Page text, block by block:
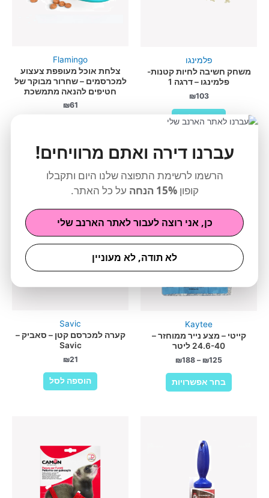
עברנו דירה ואתם מרוויחים!
הרשמו לרשימת התפוצה שלנו היום ותקבלו
קופון15% הנחה על כל האתר.
כן, אני רוצה לעבור לאתר הארנב שלי
לא תודה, לא מעוניין
פלמינגו
משחק חשיבה לחיות קטנות-
פלמינגו – דרגה 1
₪103
הוספה לסל
Flamingo
צלחת אוכל מעופפת צעצוע
למכרסמים – שחרור מבוקר של
חטיפים להנאה מתמשכת
₪61
Kaytee
קייטי – מצע נייר ממוחזר –
24.6-40 ליטר
₪125
–
₪188
בחר אפשרויות
למוצר
זה
Savic
קערה למכרסם קטן – סאביק –
Savic
₪21
הוספה לסל